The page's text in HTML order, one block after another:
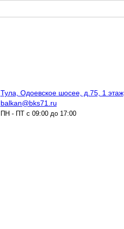
Тула, Одоевское шосее, д.75, 1 этаж
balkan@bks71.ru
ПН - ПТ с 09:00 до 17:00